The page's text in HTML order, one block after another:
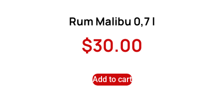
Rum Malibu 0,7 l
$30.00
Add to cart